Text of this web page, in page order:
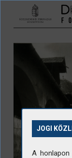
Ugrás a tartalomra
JOGI
A